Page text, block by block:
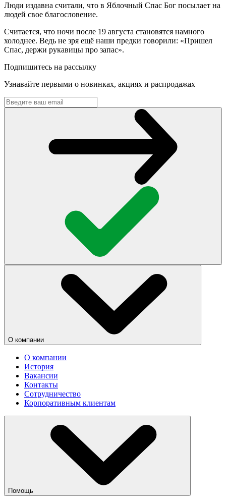
Люди издавна считали, что в Яблочный Спас Бог посылает на
людей свое благословение.
Считается, что ночи после 19 августа становятся намного
холоднее. Ведь не зря ещё наши предки говорили: «Пришел
Спас, держи рукавицы про запас».
Подпишитесь на рассылку
Узнавайте первыми о новинках, акциях и распродажах
О компании
О компании
История
Вакансии
Контакты
Сотрудничество
Корпоративным клиентам
Помощь